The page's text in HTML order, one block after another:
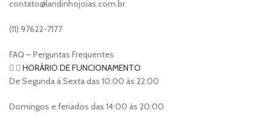
contato@landinhojoias.com.br
(11) 97622-7177
FAQ – Perguntas Frequentes
HORÁRIO DE FUNCIONAMENTO
De Segunda à Sexta das 10:00 às 22:00
Domingos e feriados das 14:00 às 20:00